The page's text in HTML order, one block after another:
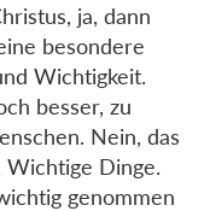
ja, dann
besondere
Wichtigkeit.
besser, zu
Nein, das
Wichtige Dinge.
genommen